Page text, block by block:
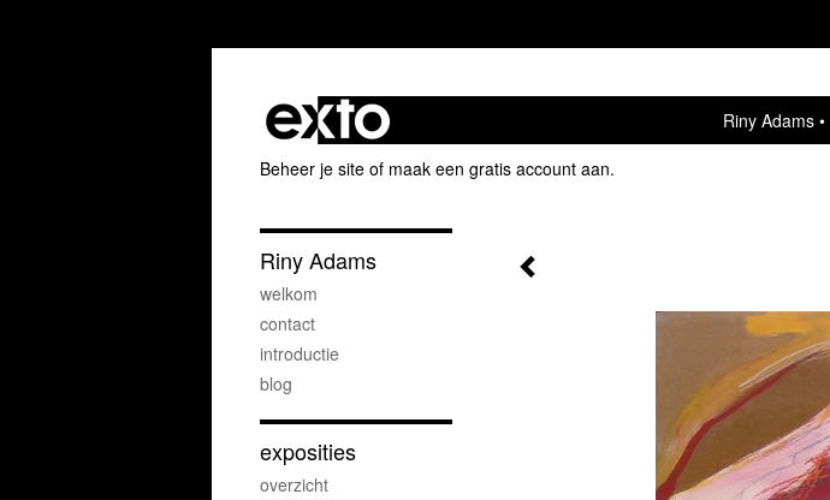
Riny Adams
Beheer je site of maak een gratis account aan.
Riny Adams
welkom
contact
introductie
blog
exposities
overzicht